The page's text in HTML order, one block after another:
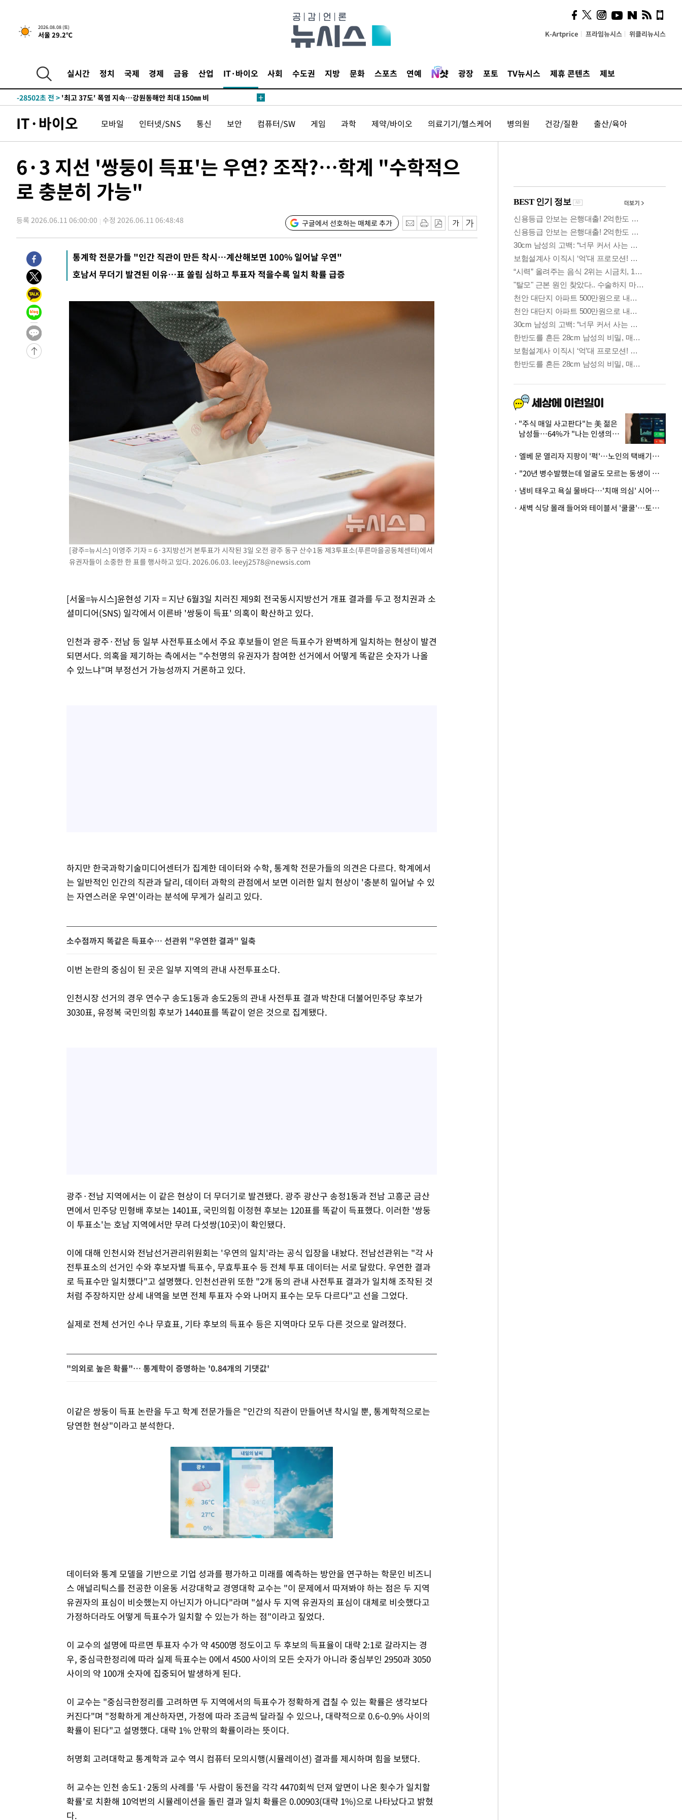
2026.08.08 (토)
서울 29.2℃ K-Artprice 프라임뉴시스 위클리뉴시스
실시간 정치 국제 경제 금융 산업 IT·바이오 사회 수도권 지방 문화 스포츠 연예 광장 포토 TV뉴시스 제휴 콘텐츠 제보
-21648초 전 >
-28502초 전 > '최고 37도' 폭염 지속…강원동해안 최대 150㎜ 비
-28522초 전 > '최고 37도' 폭염 지속…강원동해안 최대 150㎜ 비
-21648초 전 >[속보]뉴욕증시 상승 마감…S&P 0.6% 나스닥 1.3%↑
IT·바이오 모바일 인터넷/SNS 통신 보안 컴퓨터/SW 게임 과학 제약/바이오 의료기기/헬스케어 병의원 건강/질환 출산/육아
6·3 지선 '쌍둥이 득표'는 우연? 조작?…학계 "수학적으
로 충분히 가능"
등록 2026.06.11 06:00:00 수정 2026.06.11 06:48:48 구글에서 선호하는 매체로 추가
통계학 전문가들 "인간 직관이 만든 착시…계산해보면 100% 일어날 우연"
호남서 무더기 발견된 이유…표 쏠림 심하고 투표자 적을수록 일치 확률 급증
[광주=뉴시스] 이영주 기자 = 6·3지방선거 본투표가 시작된 3일 오전 광주 동구 산수1동 제3투표소(푸른마을공동체센터)에서
유권자들이 소중한 한 표를 행사하고 있다. 2026.06.03. leeyj2578@newsis.com
[서울=뉴시스]윤현성 기자 = 지난 6월3일 치러진 제9회 전국동시지방선거 개표 결과를 두고 정치권과 소
셜미디어(SNS) 일각에서 이른바 '쌍둥이 득표' 의혹이 확산하고 있다.
인천과 광주·전남 등 일부 사전투표소에서 주요 후보들이 얻은 득표수가 완벽하게 일치하는 현상이 발견
되면서다. 의혹을 제기하는 측에서는 "수천명의 유권자가 참여한 선거에서 어떻게 똑같은 숫자가 나올
수 있느냐"며 부정선거 가능성까지 거론하고 있다.
하지만 한국과학기술미디어센터가 집계한 데이터와 수학, 통계학 전문가들의 의견은 다르다. 학계에서
는 일반적인 인간의 직관과 달리, 데이터 과학의 관점에서 보면 이러한 일치 현상이 '충분히 일어날 수 있
는 자연스러운 우연'이라는 분석에 무게가 실리고 있다.
소수점까지 똑같은 득표수… 선관위 "우연한 결과" 일축
이번 논란의 중심이 된 곳은 일부 지역의 관내 사전투표소다.
인천시장 선거의 경우 연수구 송도1동과 송도2동의 관내 사전투표 결과 박찬대 더불어민주당 후보가
3030표, 유정복 국민의힘 후보가 1440표를 똑같이 얻은 것으로 집계됐다.
광주·전남 지역에서는 이 같은 현상이 더 무더기로 발견됐다. 광주 광산구 송정1동과 전남 고흥군 금산
면에서 민주당 민형배 후보는 1401표, 국민의힘 이정현 후보는 120표를 똑같이 득표했다. 이러한 '쌍둥
이 투표소'는 호남 지역에서만 무려 다섯쌍(10곳)이 확인됐다.
이에 대해 인천시와 전남선거관리위원회는 '우연의 일치'라는 공식 입장을 내놨다. 전남선관위는 "각 사
전투표소의 선거인 수와 후보자별 득표수, 무효투표수 등 전체 투표 데이터는 서로 달랐다. 우연한 결과
로 득표수만 일치했다"고 설명했다. 인천선관위 또한 "2개 동의 관내 사전투표 결과가 일치해 조작된 것
처럼 주장하지만 상세 내역을 보면 전체 투표자 수와 나머지 표수는 모두 다르다"고 선을 그었다.
실제로 전체 선거인 수나 무효표, 기타 후보의 득표수 등은 지역마다 모두 다른 것으로 알려졌다.
"의외로 높은 확률"… 통계학이 증명하는 '0.84개의 기댓값'
이같은 쌍둥이 득표 논란을 두고 학계 전문가들은 "인간의 직관이 만들어낸 착시일 뿐, 통계학적으로는
당연한 현상"이라고 분석한다.
Mute
데이터와 통계 모델을 기반으로 기업 성과를 평가하고 미래를 예측하는 방안을 연구하는 학문인 비즈니
스 애널리틱스를 전공한 이윤동 서강대학교 경영대학 교수는 "이 문제에서 따져봐야 하는 점은 두 지역
유권자의 표심이 비슷했는지 아닌지가 아니다"라며 "설사 두 지역 유권자의 표심이 대체로 비슷했다고
가정하더라도 어떻게 득표수가 일치할 수 있는가 하는 점"이라고 짚었다.
이 교수의 설명에 따르면 투표자 수가 약 4500명 정도이고 두 후보의 득표율이 대략 2:1로 갈라지는 경
우, 중심극한정리에 따라 실제 득표수는 0에서 4500 사이의 모든 숫자가 아니라 중심부인 2950과 3050
사이의 약 100개 숫자에 집중되어 발생하게 된다.
이 교수는 "중심극한정리를 고려하면 두 지역에서의 득표수가 정확하게 겹칠 수 있는 확률은 생각보다
커진다"며 "정확하게 계산하자면, 가정에 따라 조금씩 달라질 수 있으나, 대략적으로 0.6~0.9% 사이의
확률이 된다"고 설명했다. 대략 1% 안팎의 확률이라는 뜻이다.
허명회 고려대학교 통계학과 교수 역시 컴퓨터 모의시행(시뮬레이션) 결과를 제시하며 힘을 보탰다.
허 교수는 인천 송도1·2동의 사례를 '두 사람이 동전을 각각 4470회씩 던져 앞면이 나온 횟수가 일치할
확률'로 치환해 10억번의 시뮬레이션을 돌린 결과 일치 확률은 0.00903(대략 1%)으로 나타났다고 밝혔
다.
시, 스마트폰 액세서리에
NFC 더했다
"주식 매일 사고판다"는 美 젊은
남성들…64%가 "나는 인생의
· 엘베 문 열리자 지팡이 '퍽'…노인의 택배기사 폭행 이유
· "20년 병수발했는데 얼굴도 모르는 동생이 유산 절반을"…배다른 형제 상속권 있을까
· 냄비 태우고 욕실 물바다…'치매 의심' 시어머니 검사 권유했다가 '날벼락'
· 새벽 식당 몰래 들어와 테이블서 '쿨쿨'…토사물 남기고 사라진 남성